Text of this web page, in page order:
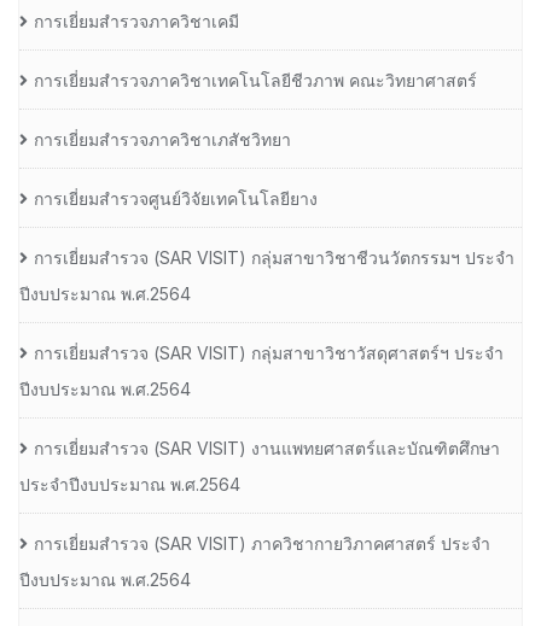
การเยี่ยมสำรวจภาควิชาเคมี
การเยี่ยมสำรวจภาควิชาเทคโนโลยีชีวภาพ คณะวิทยาศาสตร์
การเยี่ยมสำรวจภาควิชาเภสัชวิทยา
การเยี่ยมสำรวจศูนย์วิจัยเทคโนโลยียาง
การเยี่ยมสํารวจ (SAR VISIT) กลุ่มสาขาวิชาชีวนวัตกรรมฯ ประจํา
ปีงบประมาณ พ.ศ.2564
การเยี่ยมสํารวจ (SAR VISIT) กลุ่มสาขาวิชาวัสดุศาสตร์ฯ ประจํา
ปีงบประมาณ พ.ศ.2564
การเยี่ยมสํารวจ (SAR VISIT) งานแพทยศาสตร์และบัณฑิตศึกษา
ประจําปีงบประมาณ พ.ศ.2564
การเยี่ยมสํารวจ (SAR VISIT) ภาควิชากายวิภาคศาสตร์ ประจํา
ปีงบประมาณ พ.ศ.2564